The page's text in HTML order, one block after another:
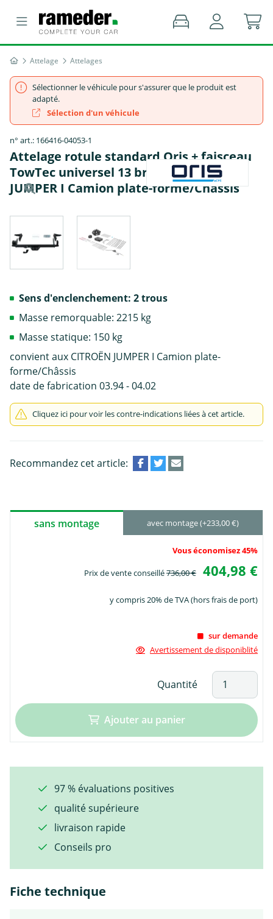
Attelage Attelages
Sélectionner le véhicule pour s'assurer que le produit est
adapté.
Sélection d'un véhicule
n° art.: 166416-04053-1
Attelage rotule standard Oris + faisceau
TowTec universel 13 broches - CITROËN
JUMPER I Camion plate-forme/Châssis
Sens d'enclenchement: 2 trous
Masse remorquable: 2215 kg
Masse statique: 150 kg
convient aux CITROËN JUMPER I Camion plate-
forme/Châssis
date de fabrication 03.94 - 04.02
Cliquez ici pour voir les contre-indications liées à cet article.
Recommandez cet article:
sans montage avec montage (+233,00 €)
Vous économisez 45%
Prix de vente conseillé736,00 € 404,98 €
y compris 20% de TVA (hors frais de port)
sur demande
Avertissement de disponiblité
Quantité
Ajouter au panier
97 % évaluations positives
qualité supérieure
livraison rapide
Conseils pro
Fiche technique